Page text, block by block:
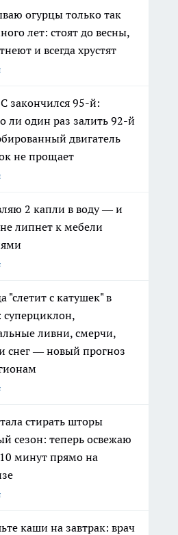
огурцы только так
лет: стоят до весны,
и всегда хрустят
закончился 95-й:
ли один раз залить 92-й
двигатель
не прощает
2 капли в воду — и
липнет к мебели
"слетит с катушек" в
ливни, смерчи,
снег — новый прогноз
стирать шторы
сезон: теперь освежаю
минут прямо на
каши на завтрак: врач